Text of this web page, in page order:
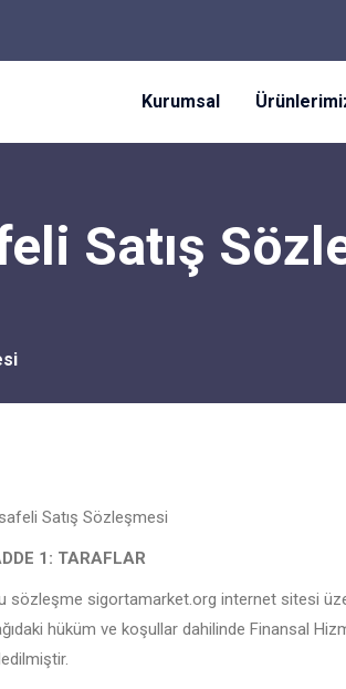
Kurumsal
Satış
Satış Sözleşmesi
1: TARAFLAR
sözleşme sigortamarket.org internet sitesi
hüküm ve koşullar dahilinde Finansal